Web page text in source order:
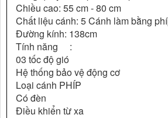
Chiều cao: 55 cm - 80 cm
Chất liệu cánh: 5 Cánh làm bằng
Đường kính: 138cm
Tính năng :
03 tốc độ gió
Hệ thống bảo vệ động cơ
Loại cánh PHÍP
Có đèn
Điều khiển từ xa